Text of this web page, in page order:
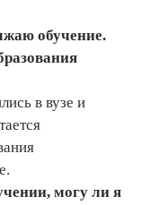
обучение.
в вузе и
могу ли я